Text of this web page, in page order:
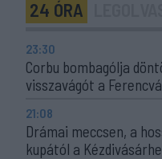
24 ÓRA
23:30
Corbu bombagólja
visszavágót a
21:08
Drámai meccsen, a
kupától a